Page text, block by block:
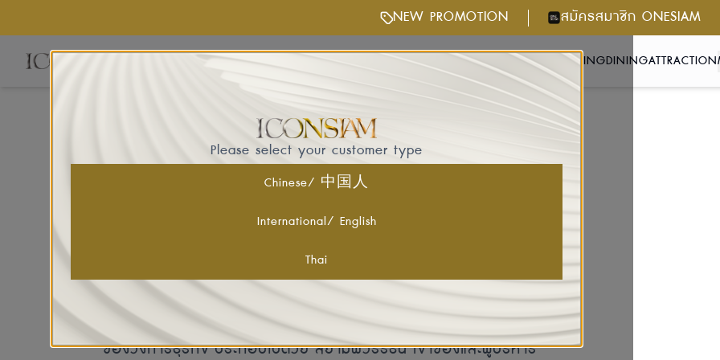
NEW PROMOTION สมัครสมาชิก ONESIAM
EVENTS & ACTIVITIES GETTING HERE SHOPPINGDININGATTRACTION
ABOUT ICONSIAM
ไอคอนสยาม เมืองแห่งความรุ่งโรจน์อันเป็นนิรันดร์ ที่นำเสนอความเป็นไทย
สู่เวทีโลก เป็นหนึ่งใน โครงการลงทุนของภาคเอกชนที่ใหญ่ที่สุดใน
ประเทศไทยมีมูลค่าถึง 55,000 ล้านบาท ด้วยความร่วมมือของกลุ่ม
พันธมิตรภาคเอกชนไทยที่มีชื่อเสียงและประสบความสำเร็จมากที่สุดกลุ่มหนึ่ง
ของวงการธุรกิจ ประกอบไปด้วย สยามพิวรรธน์ เจ้าของและผู้บริหาร
Please select your customer type
Chinese/ 中国人
International/ English
Thai